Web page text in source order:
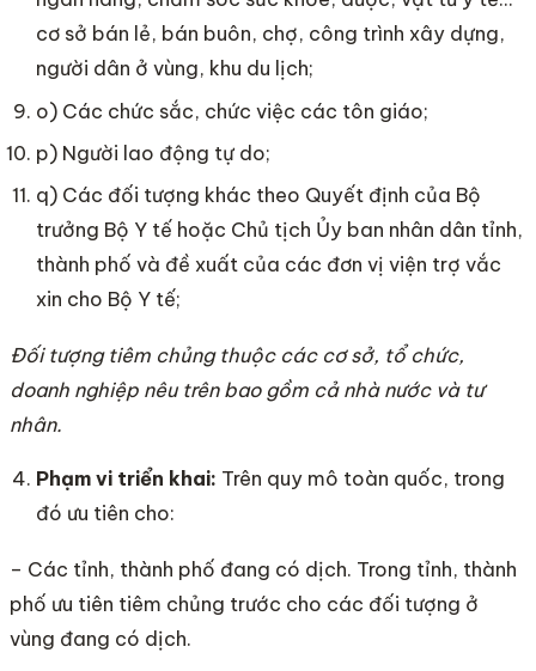
cơ sở bán lẻ, bán buôn, chợ, công trình xây dựng,
người dân ở vùng, khu du lịch;
o) Các chức sắc, chức việc các tôn giáo;
p) Người lao động tự do;
q) Các đối tượng khác theo Quyết định của Bộ
trưởng Bộ Y tế hoặc Chủ tịch Ủy ban nhân dân tỉnh,
thành phố và đề xuất của các đơn vị viện trợ vắc
xin cho Bộ Y tế;
Đối tượng tiêm chủng thuộc các cơ sở, tổ chức,
doanh nghiệp nêu trên bao gồm cả nhà nước và tư
nhân.
Phạm vi triển khai: Trên quy mô toàn quốc, trong
đó ưu tiên cho:
– Các tỉnh, thành phố đang có dịch. Trong tỉnh, thành
phố ưu tiên tiêm chủng trước cho các đối tượng ở
vùng đang có dịch.